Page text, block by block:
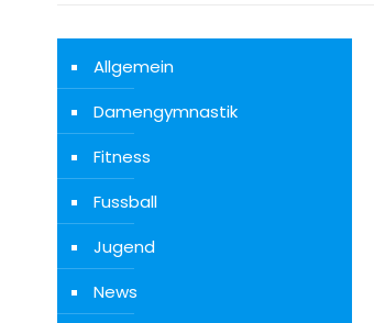
Allgemein
Damengymnastik
Fitness
Fussball
Jugend
News